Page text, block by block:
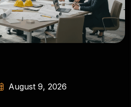
August 9, 2026